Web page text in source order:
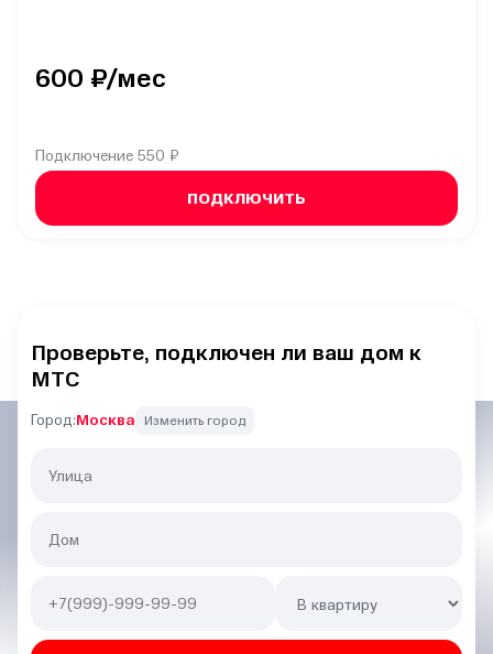
600 ₽/мес
Подключение 550 ₽
ПОДКЛЮЧИТЬ
Проверьте, подключен ли ваш дом к
МТС
Город:Москва Изменить город